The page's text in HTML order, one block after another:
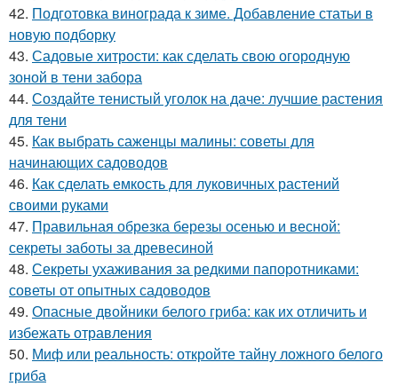
42. Подготовка винограда к зиме. Добавление статьи в
новую подборку
43. Садовые хитрости: как сделать свою огородную
зоной в тени забора
44. Создайте тенистый уголок на даче: лучшие растения
для тени
45. Как выбрать саженцы малины: советы для
начинающих садоводов
46. Как сделать емкость для луковичных растений
своими руками
47. Правильная обрезка березы осенью и весной:
секреты заботы за древесиной
48. Секреты ухаживания за редкими папоротниками:
советы от опытных садоводов
49. Опасные двойники белого гриба: как их отличить и
избежать отравления
50. Миф или реальность: откройте тайну ложного белого
гриба